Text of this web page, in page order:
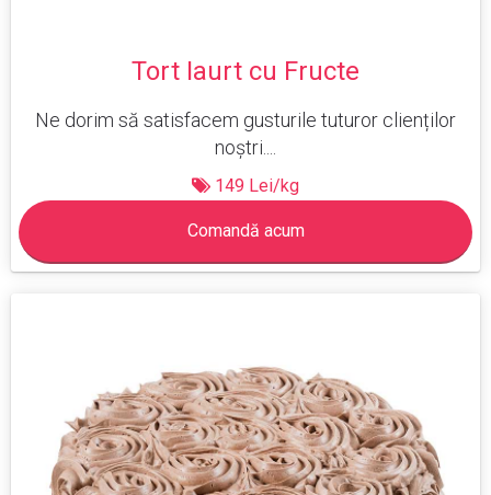
Tort Iaurt cu Fructe
Ne dorim să satisfacem gusturile tuturor clienților
noștri....
149 Lei/kg
Comandă acum